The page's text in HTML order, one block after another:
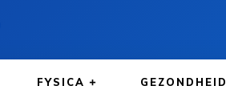
FYSICA GEZONDHEID